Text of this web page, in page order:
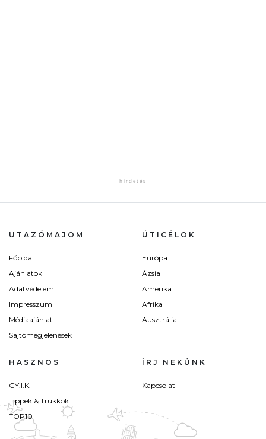
UTAZÓMAJOM
Főoldal
Ajánlatok
Adatvédelem
Impresszum
Médiaajánlat
Sajtómegjelenések
ÚTICÉLOK
Európa
Ázsia
Amerika
Afrika
Ausztrália
HASZNOS
GY.I.K.
Tippek & Trükkök
TOP10
ÍRJ NEKÜNK
Kapcsolat